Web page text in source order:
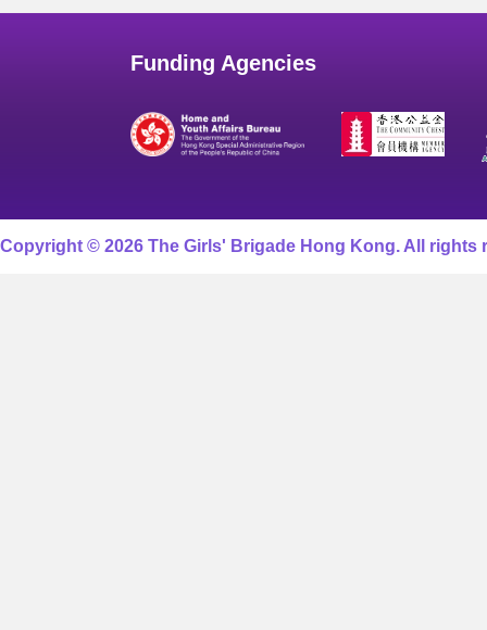
Funding Agencies
Copyright © 2026 The Girls' Brigade Hong Kong. All rights